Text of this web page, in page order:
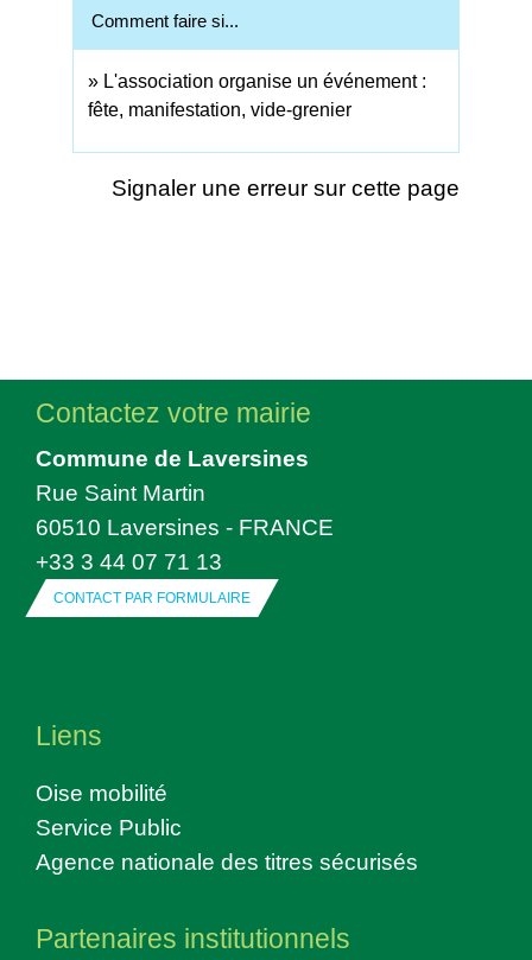
Comment faire si...
L'association organise un événement :
fête, manifestation, vide-grenier
Signaler une erreur sur cette page
Contactez votre mairie
Commune de Laversines
Rue Saint Martin
60510 Laversines - FRANCE
+33 3 44 07 71 13
CONTACT PAR FORMULAIRE
Liens
Oise mobilité
Service Public
Agence nationale des titres sécurisés
Partenaires institutionnels